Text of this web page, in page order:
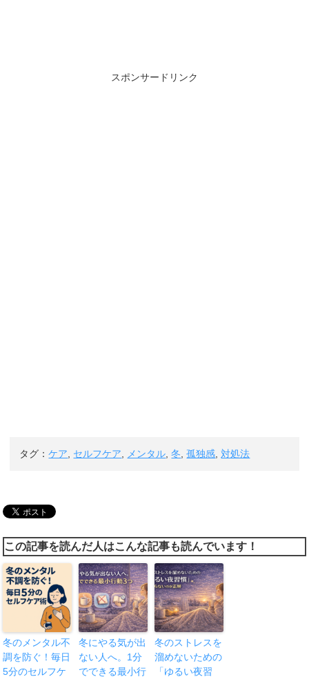
スポンサードリンク
タグ：ケア, セルフケア, メンタル,冬,孤独感,対処法
この記事を読んだ人はこんな記事も読んでいます！
冬のメンタル不
調を防ぐ！毎日
5分のセルフケ
冬にやる気が出
ない人へ。1分
でできる最小行
冬のストレスを
溜めないための
「ゆるい夜習